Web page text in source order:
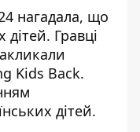
нагадала, що
дітей. Гравці
Kids Back.
дітей.